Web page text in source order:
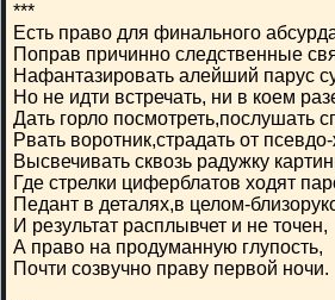
***
Есть право для финального
Поправ причинно следственные
Нафантазировать алейший парус
Но не идти встречать, ни в коем
Дать горло посмотреть,послушать
Рвать воротник,страдать от
Высвечивать сквозь радужку
Где стрелки циферблатов ходят
Педант в деталях,в целом-
И результат расплывчет и не точен,
А право на продуманную глупость,
Почти созвучно праву первой ночи.